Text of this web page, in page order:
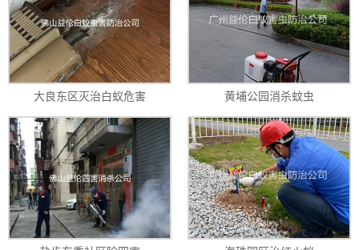
大良东区灭治白蚁危害 黄埔公园消杀蚊虫